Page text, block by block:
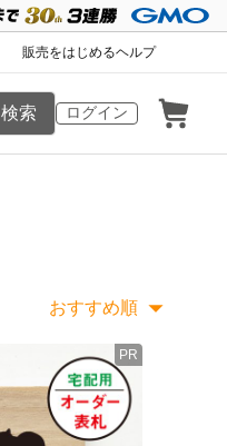
販売をはじめるヘルプ
ログイン
検索
おすすめ順
PR